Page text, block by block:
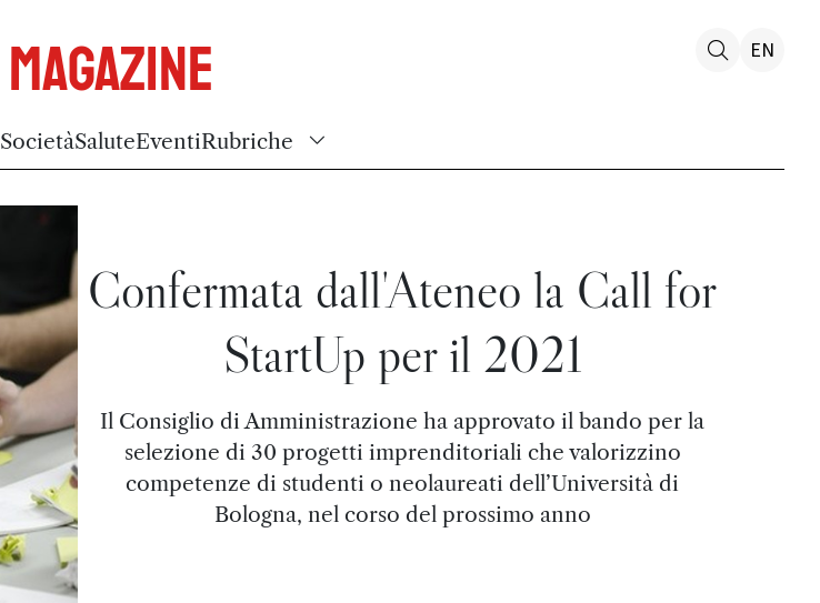
Magazine
SocietàSaluteEventiRubriche
EN
Confermata dall'Ateneo la Call for
StartUp per il 2021
Il Consiglio di Amministrazione ha approvato il bando per la
selezione di 30 progetti imprenditoriali che valorizzino
competenze di studenti o neolaureati dell’Università di
Bologna, nel corso del prossimo anno